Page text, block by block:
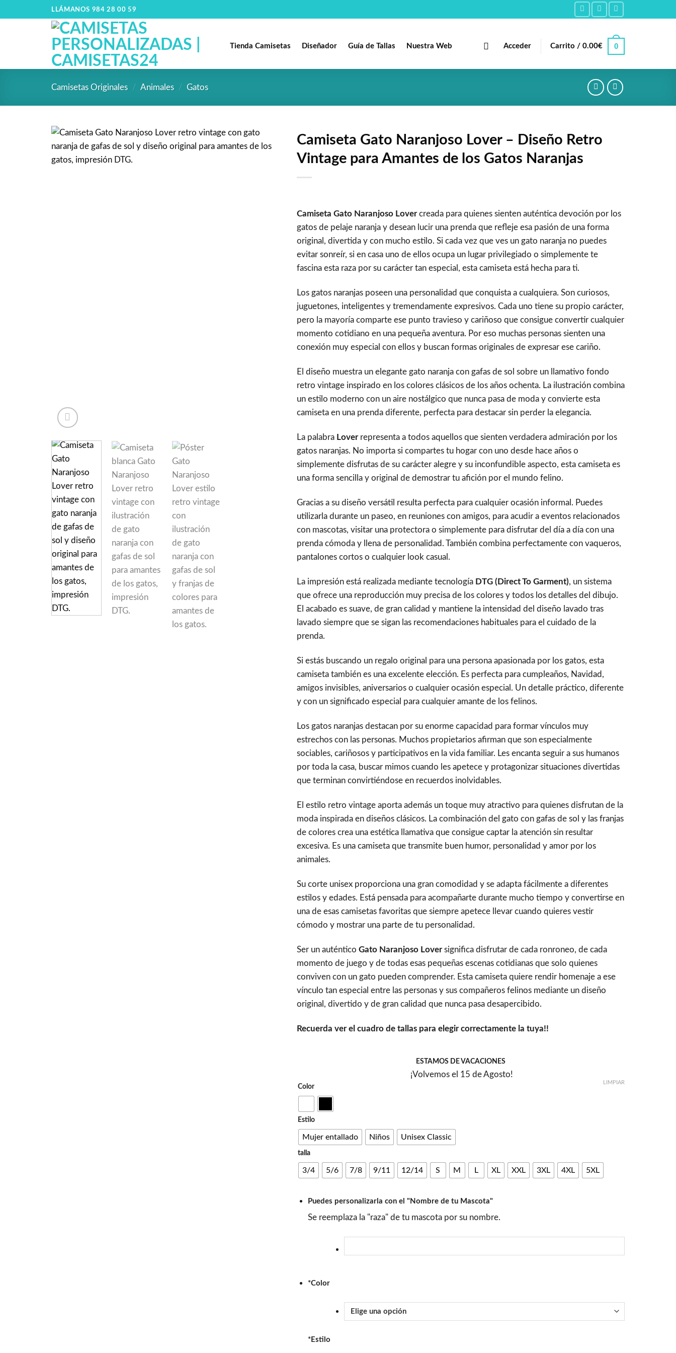
LLÁMANOS 984 28 00 59
Tienda Camisetas Diseñador Guía de Tallas Nuestra Web Acceder Carrito /0.00€ 0
Camisetas Originales / Animales / Gatos
Camiseta Gato Naranjoso Lover – Diseño Retro
Vintage para Amantes de los Gatos Naranjas
Camiseta Gato Naranjoso Lovercreada para quienes sienten auténtica devoción por los
gatos de pelaje naranja y desean lucir una prenda que refleje esa pasión de una forma
original, divertida y con mucho estilo. Si cada vez que ves un gato naranja no puedes
evitar sonreír, si en casa uno de ellos ocupa un lugar privilegiado o simplemente te
fascina esta raza por su carácter tan especial, esta camiseta está hecha para ti.
Los gatos naranjas poseen una personalidad que conquista a cualquiera. Son curiosos,
juguetones, inteligentes y tremendamente expresivos. Cada uno tiene su propio carácter,
pero la mayoría comparte ese punto travieso y cariñoso que consigue convertir cualquier
momento cotidiano en una pequeña aventura. Por eso muchas personas sienten una
conexión muy especial con ellos y buscan formas originales de expresar ese cariño.
El diseño muestra un elegante gato naranja con gafas de sol sobre un llamativo fondo
retro vintage inspirado en los colores clásicos de los años ochenta. La ilustración combina
un estilo moderno con un aire nostálgico que nunca pasa de moda y convierte esta
camiseta en una prenda diferente, perfecta para destacar sin perder la elegancia.
La palabra Loverrepresenta a todos aquellos que sienten verdadera admiración por los
gatos naranjas. No importa si compartes tu hogar con uno desde hace años o
simplemente disfrutas de su carácter alegre y su inconfundible aspecto, esta camiseta es
una forma sencilla y original de demostrar tu afición por el mundo felino.
Gracias a su diseño versátil resulta perfecta para cualquier ocasión informal. Puedes
utilizarla durante un paseo, en reuniones con amigos, para acudir a eventos relacionados
con mascotas, visitar una protectora o simplemente para disfrutar del día a día con una
prenda cómoda y llena de personalidad. También combina perfectamente con vaqueros,
pantalones cortos o cualquier look casual.
La impresión está realizada mediante tecnología DTG (Direct To Garment), un sistema
que ofrece una reproducción muy precisa de los colores y todos los detalles del dibujo.
El acabado es suave, de gran calidad y mantiene la intensidad del diseño lavado tras
lavado siempre que se sigan las recomendaciones habituales para el cuidado de la
prenda.
Si estás buscando un regalo original para una persona apasionada por los gatos, esta
camiseta también es una excelente elección. Es perfecta para cumpleaños, Navidad,
amigos invisibles, aniversarios o cualquier ocasión especial. Un detalle práctico, diferente
y con un significado especial para cualquier amante de los felinos.
Los gatos naranjas destacan por su enorme capacidad para formar vínculos muy
estrechos con las personas. Muchos propietarios afirman que son especialmente
sociables, cariñosos y participativos en la vida familiar. Les encanta seguir a sus humanos
por toda la casa, buscar mimos cuando les apetece y protagonizar situaciones divertidas
que terminan convirtiéndose en recuerdos inolvidables.
El estilo retro vintage aporta además un toque muy atractivo para quienes disfrutan de la
moda inspirada en diseños clásicos. La combinación del gato con gafas de sol y las franjas
de colores crea una estética llamativa que consigue captar la atención sin resultar
excesiva. Es una camiseta que transmite buen humor, personalidad y amor por los
animales.
Su corte unisex proporciona una gran comodidad y se adapta fácilmente a diferentes
estilos y edades. Está pensada para acompañarte durante mucho tiempo y convertirse en
una de esas camisetas favoritas que siempre apetece llevar cuando quieres vestir
cómodo y mostrar una parte de tu personalidad.
Ser un auténtico Gato Naranjoso Loversignifica disfrutar de cada ronroneo, de cada
momento de juego y de todas esas pequeñas escenas cotidianas que solo quienes
conviven con un gato pueden comprender. Esta camiseta quiere rendir homenaje a ese
vínculo tan especial entre las personas y sus compañeros felinos mediante un diseño
original, divertido y de gran calidad que nunca pasa desapercibido.
Recuerda ver el cuadro de tallas para elegir correctamente la tuya!!
ESTAMOS DE VACACIONES
¡Volvemos el 15 de Agosto!
Color
Estilo
Mujer entallado Niños Unisex Classic
talla
3/4 5/6 7/8 9/11 12/14 S M L XL XXL 3XL 4XL 5XL
LIMPIAR
Puedes personalizarla con el "Nombre de tu Mascota"
Se reemplaza la "raza" de tu mascota por su nombre.
*Color
*Estilo